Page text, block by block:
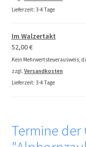
Lieferzeit: 3-4 Tage
Im Walzertakt
52,00€
Kein Mehrwertsteuerausweis,
zzgl. Versandkosten
Lieferzeit: 3-4 Tage
Termine der